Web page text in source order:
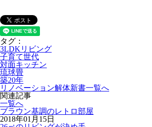
タグ：
3LDKリビング
子育て世代
対面キッチン
琉球畳
築20年
リノベーション解体新書一覧へ
関連記事
一覧へ
ブラウン基調のレトロ部屋
2018年01月15日